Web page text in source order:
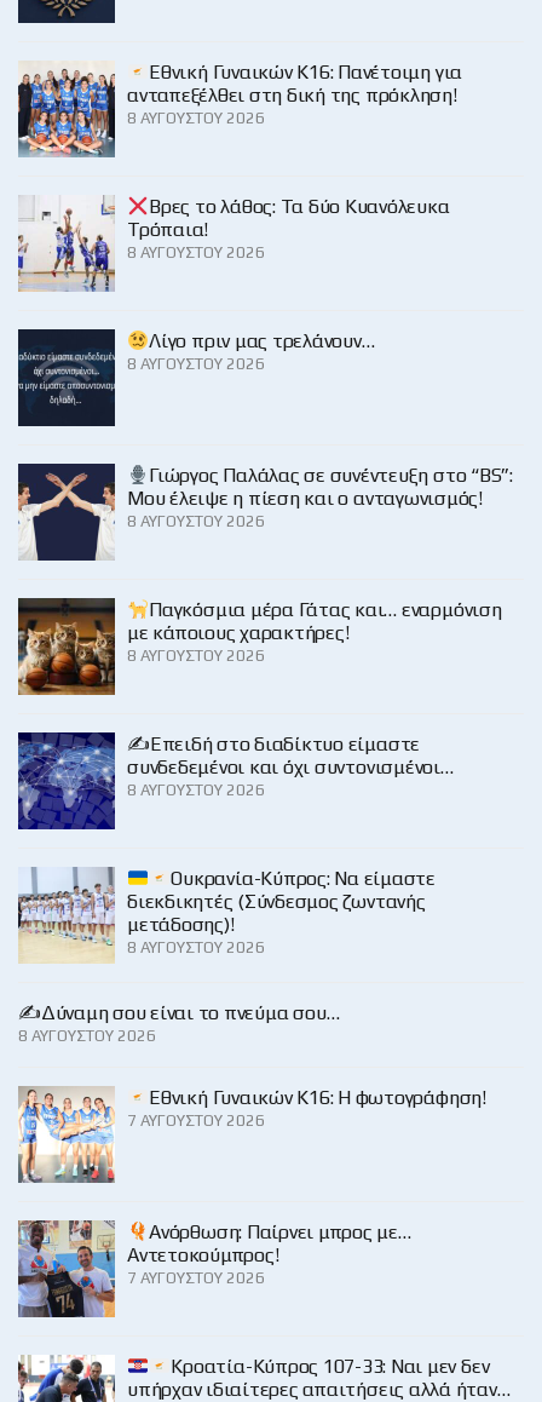
Εθνική Γυναικών Κ16: Πανέτοιμη για
ανταπεξέλθει στη δική της πρόκληση!
8 ΑΥΓΟΎΣΤΟΥ 2026
Βρες το λάθος: Τα δύο Κυανόλευκα
Τρόπαια!
8 ΑΥΓΟΎΣΤΟΥ 2026
Λίγο πριν μας τρελάνουν…
8 ΑΥΓΟΎΣΤΟΥ 2026
Γιώργος Παλάλας σε συνέντευξη στο “BS”:
Μου έλειψε η πίεση και ο ανταγωνισμός!
8 ΑΥΓΟΎΣΤΟΥ 2026
Παγκόσμια μέρα Γάτας και… εναρμόνιση
με κάποιους χαρακτήρες!
8 ΑΥΓΟΎΣΤΟΥ 2026
✍️Επειδή στο διαδίκτυο είμαστε
συνδεδεμένοι και όχι συντονισμένοι…
8 ΑΥΓΟΎΣΤΟΥ 2026
Ουκρανία-Κύπρος: Να είμαστε
διεκδικητές (Σύνδεσμος ζωντανής
μετάδοσης)!
8 ΑΥΓΟΎΣΤΟΥ 2026
✍️Δύναμη σου είναι το πνεύμα σου…
8 ΑΥΓΟΎΣΤΟΥ 2026
Εθνική Γυναικών Κ16: Η φωτογράφηση!
7 ΑΥΓΟΎΣΤΟΥ 2026
Ανόρθωση: Παίρνει μπρος με…
Αντετοκούμπρος!
7 ΑΥΓΟΎΣΤΟΥ 2026
Κροατία-Κύπρος 107-33: Ναι μεν δεν
υπήρχαν ιδιαίτερες απαιτήσεις αλλά ήταν…